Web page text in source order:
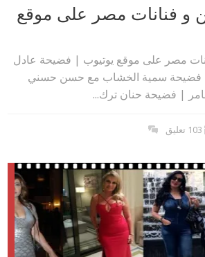
و فنانات مصر على موقع
مصر على موقع يوتيوب | فضيحة عادل
| فضيحة سمية الخشاب مع حسن حسني
| فضيحة حنان ترك...
103 تعليق